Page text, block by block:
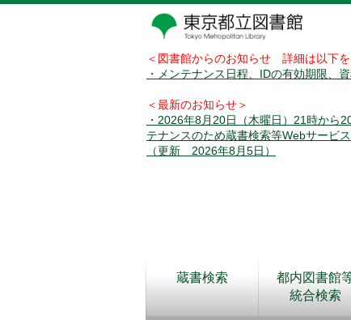
＜図書館からのお知らせ 詳細は以下
・メンテナンス日程、IDの有効期限、
＜最新のお知らせ＞
・2026年8月20日（木曜日）21時から
テナンスのため蔵書検索等Webサービ
（更新 2026年8月5日）
蔵書検索
都内図書館
統合検索